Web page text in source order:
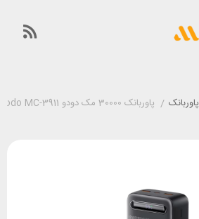
پاوربانک / پاوربانک 30000 مک دودو Mcdodo MC-3911 توان 22.5 وات